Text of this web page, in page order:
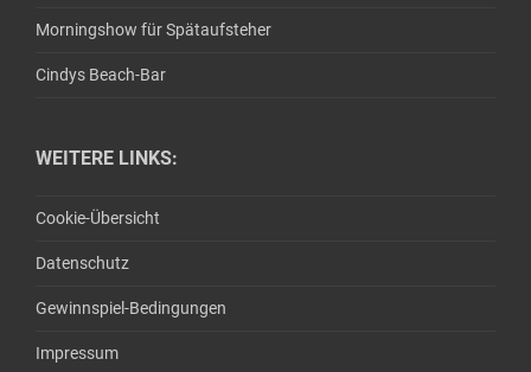
Morningshow für Spätaufsteher
Cindys Beach-Bar
WEITERE LINKS:
Cookie-Übersicht
Datenschutz
Gewinnspiel-Bedingungen
Impressum